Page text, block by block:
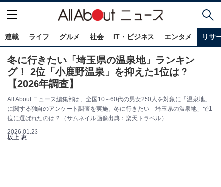
連載 ライフ グルメ 社会 IT・ビジネス エンタメ リサ
冬に行きたい「埼玉県の温泉地」ランキン
グ！ 2位「小鹿野温泉」を抑えた1位は？
【2026年調査】
All About ニュース編集部は、全国10～60代の男女250人を対象に「温泉地」
に関する独自のアンケート調査を実施。冬に行きたい「埼玉県の温泉地」で1
位に選ばれたのは？（サムネイル画像出典：楽天トラベル）
2026.01.23
坂上 恵